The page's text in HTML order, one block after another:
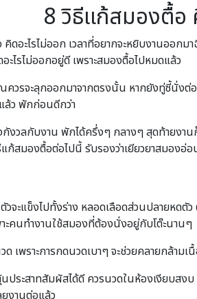
8 วิธีแก้สมองตื้อ
คิดอะไรไม่ออก เวลาที่อยากจะหยิบงานอ
ไรไม่ออกอยู่ดี เพราะสมองตื้อไปหมดแล้ว
วรจะลุกออกมาจากตรงนั้น หากยังทู่ซี้นั่งต่
ล้ว พักก่อนดีกว่า
วลกับงาน พักได้ครึ่งๆ กลางๆ สุดท้ายงาน
ก้สมองตื้อต่อไปนี้ รับรองว่าเยียวยาสมองอ่อ
จะแข็งไปทั้งร่าง หลอดเลือดส่วนปลายหดตั
ะคนทำงานใช้สมองที่ต้องนั่งอยู่กับโต๊ะนา
เพราะการกดนวดเบาๆ จะช่วยคลายกล้า
ประสาทสัมผัสได้ดี ควรนวดในห้องเงียบสง